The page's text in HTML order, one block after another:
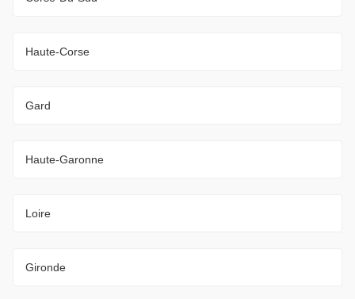
Haute-Corse
Gard
Haute-Garonne
Loire
Gironde